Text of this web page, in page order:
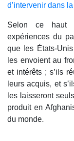
d’intervenir dans
Selon ce haut
expériences du
que les États-
les envoient au
et intérêts ; s’ils
leurs acquis, et
les laisseront
produit en
du monde.